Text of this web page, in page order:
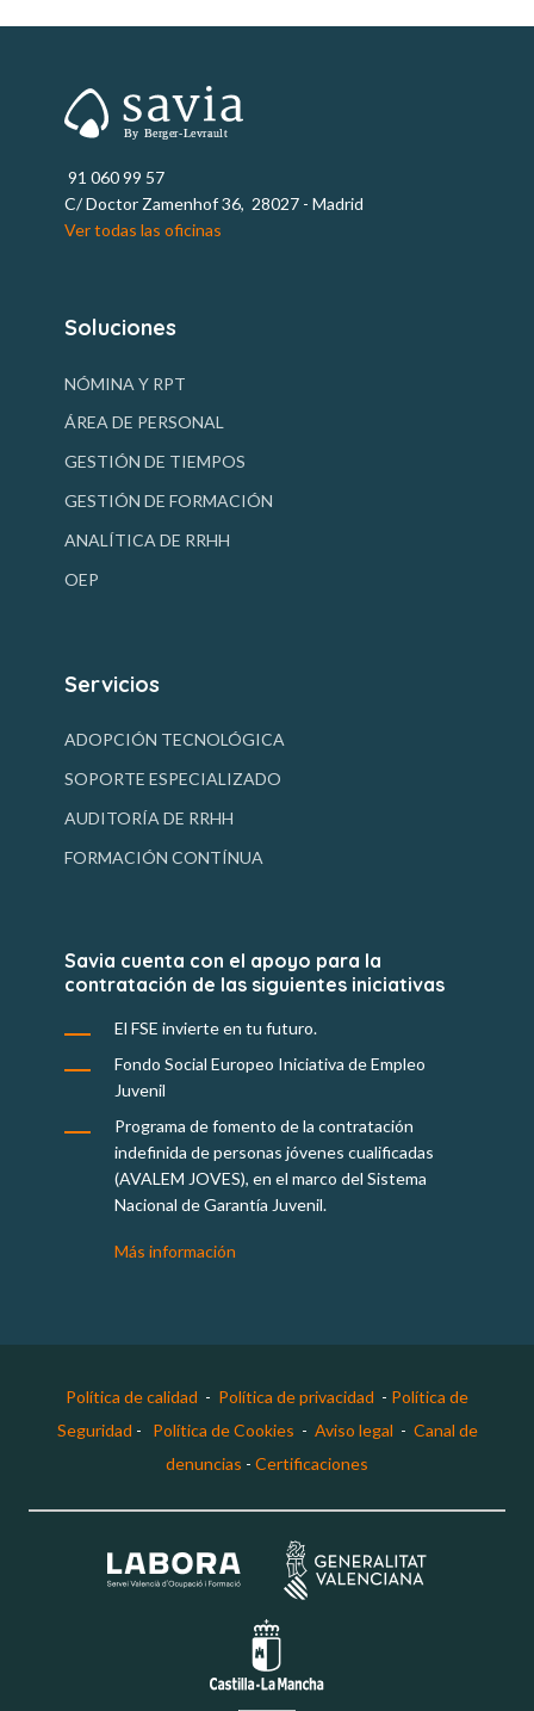
91 060 99 57
C/ Doctor Zamenhof 36, 28027 - Madrid
Ver todas las oficinas
Soluciones
NÓMINA Y RPT
ÁREA DE PERSONAL
GESTIÓN DE TIEMPOS
GESTIÓN DE FORMACIÓN
ANALÍTICA DE RRHH
OEP
Servicios
ADOPCIÓN TECNOLÓGICA
SOPORTE ESPECIALIZADO
AUDITORÍA DE RRHH
FORMACIÓN CONTÍNUA
Savia cuenta con el apoyo para la
contratación de las siguientes iniciativas
El FSE invierte en tu futuro.
Fondo Social Europeo Iniciativa de Empleo
Juvenil
Programa de fomento de la contratación
indefinida de personas jóvenes cualificadas
(AVALEM JOVES), en el marco del Sistema
Nacional de Garantía Juvenil.
Más información
Política de calidad - Política de privacidad - Política de
Seguridad - Política de Cookies - Aviso legal - Canal de
denuncias - Certificaciones